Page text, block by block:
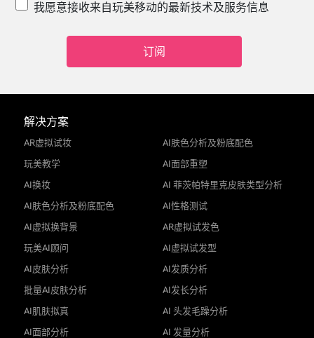
我愿意接收来自玩美移动的最新技术及服务信息
订阅
解决方案
AR虚拟试妆
玩美教学
AI换妆
AI肤色分析及粉底配色
AI虚拟换背景
玩美AI顾问
AI皮肤分析
批量AI皮肤分析
AI肌肤拟真
AI面部分析
AI肤色分析及粉底配色
AI面部重塑
AI 菲茨帕特里克皮肤类型分析
AI性格测试
AR虚拟试发色
AI虚拟试发型
AI发质分析
AI发长分析
AI 头发毛躁分析
AI 发量分析